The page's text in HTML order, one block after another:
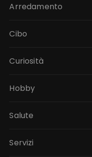
Arredamento
Cibo
Curiosità
Hobby
Salute
Servizi